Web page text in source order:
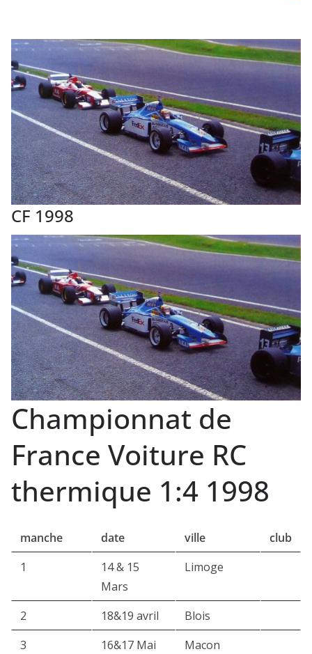
CF 1998
Championnat de
France Voiture RC
thermique 1:4 1998
manche date ville
club
1
14 & 15
Mars
Limoge
2 18&19 avril
Blois
3
16&17 Mai
Macon